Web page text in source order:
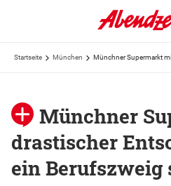
Startseite München
Münchner
drastischer
ein